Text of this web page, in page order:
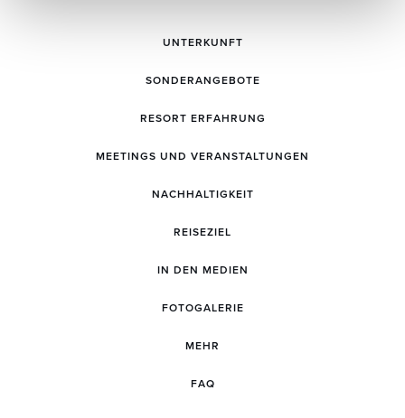
UNTERKUNFT
SONDERANGEBOTE
RESORT ERFAHRUNG
MEETINGS UND VERANSTALTUNGEN
NACHHALTIGKEIT
REISEZIEL
IN DEN MEDIEN
FOTOGALERIE
MEHR
FAQ